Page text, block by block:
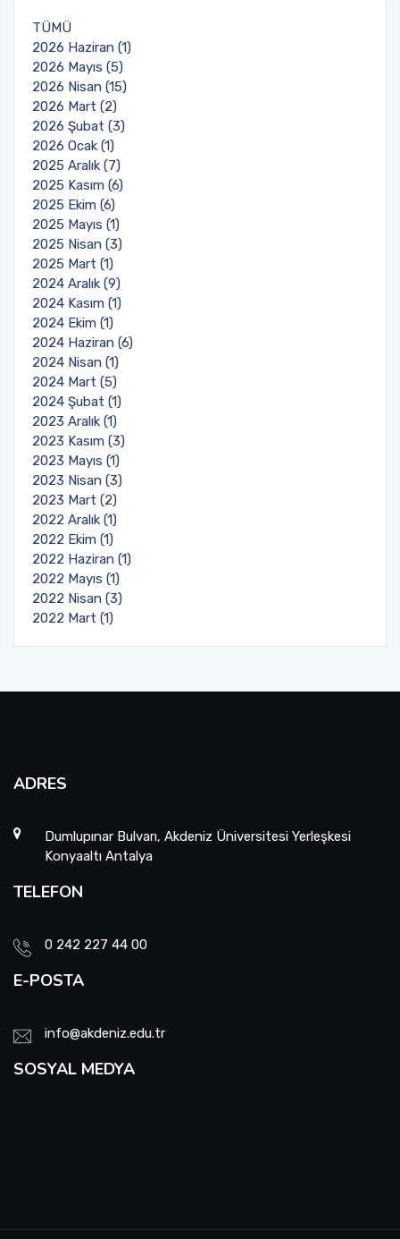
TÜMÜ
2026 Haziran (1)
2026 Mayıs (5)
2026 Nisan (15)
2026 Mart (2)
2026 Şubat (3)
2026 Ocak (1)
2025 Aralık (7)
2025 Kasım (6)
2025 Ekim (6)
2025 Mayıs (1)
2025 Nisan (3)
2025 Mart (1)
2024 Aralık (9)
2024 Kasım (1)
2024 Ekim (1)
2024 Haziran (6)
2024 Nisan (1)
2024 Mart (5)
2024 Şubat (1)
2023 Aralık (1)
2023 Kasım (3)
2023 Mayıs (1)
2023 Nisan (3)
2023 Mart (2)
2022 Aralık (1)
2022 Ekim (1)
2022 Haziran (1)
2022 Mayıs (1)
2022 Nisan (3)
2022 Mart (1)
ADRES
Dumlupınar Bulvarı, Akdeniz Üniversitesi Yerleşkesi
Konyaaltı Antalya
TELEFON
0 242 227 44 00
E-POSTA
info@akdeniz.edu.tr
SOSYAL MEDYA